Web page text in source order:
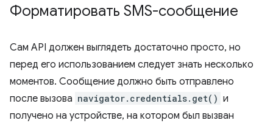
Форматировать SMS-сообщение
Сам API должен выглядеть достаточно просто, но
перед его использованием следует знать несколько
моментов. Сообщение должно быть отправлено
после вызова navigator.credentials.get() и
получено на устройстве, на котором был вызван